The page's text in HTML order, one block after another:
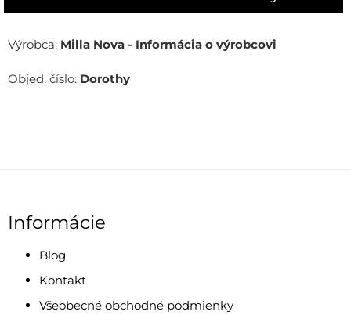
Výrobca: Milla Nova - Informácia o výrobcovi
Objed. číslo: Dorothy
Informácie
Blog
Kontakt
Všeobecné obchodné podmienky